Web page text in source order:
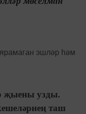
җыены узды.
таш